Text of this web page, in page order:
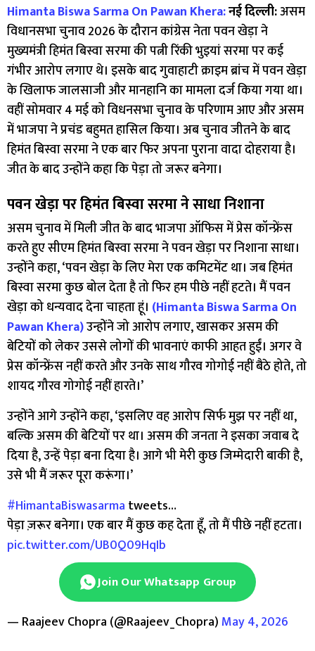
Himanta Biswa Sarma On Pawan Khera:नई दिल्ली:असम
विधानसभा चुनाव 2026 के दौरान कांग्रेस नेता पवन खेड़ा ने
मुख्यमंत्री हिमंत बिस्वा सरमा की पत्नी रिंकी भुइयां सरमा पर कई
गंभीर आरोप लगाए थे। इसके बाद गुवाहाटी क्राइम ब्रांच में पवन खेड़ा
के खिलाफ जालसाजी और मानहानि का मामला दर्ज किया गया था।
वहीं सोमवार 4 मई को विधनसभा चुनाव के परिणाम आए और असम
में भाजपा ने प्रचंड बहुमत हासिल किया। अब चुनाव जीतने के बाद
हिमंत बिस्वा सरमा ने एक बार फिर अपना पुराना वादा दोहराया है।
जीत के बाद उन्होंने कहा कि पेड़ा तो जरूर बनेगा।
पवन खेड़ा पर हिमंत बिस्वा सरमा ने साधा निशाना
असम चुनाव में मिली जीत के बाद भाजपा ऑफिस में प्रेस कॉन्फ्रेंस
करते हुए सीएम हिमंत बिस्वा सरमा ने पवन खेड़ा पर निशाना साधा।
उन्होंने कहा, ‘पवन खेड़ा के लिए मेरा एक कमिटमेंट था। जब हिमंत
बिस्वा सरमा कुछ बोल देता है तो फिर हम पीछे नहीं हटते। मैं पवन
खेड़ा को धन्यवाद देना चाहता हूं। (Himanta Biswa Sarma On
Pawan Khera)उन्होंने जो आरोप लगाए, खासकर असम की
बेटियों को लेकर उससे लोगों की भावनाएं काफी आहत हुईं। अगर वे
प्रेस कॉन्फ्रेंस नहीं करते और उनके साथ गौरव गोगोई नहीं बैठे होते, तो
शायद गौरव गोगोई नहीं हारते।’
उन्होंने आगे उन्होंने कहा, ‘इसलिए वह आरोप सिर्फ मुझ पर नहीं था,
बल्कि असम की बेटियों पर था। असम की जनता ने इसका जवाब दे
दिया है, उन्हें पेड़ा बना दिया है। आगे भी मेरी कुछ जिम्मेदारी बाकी है,
उसे भी मैं जरूर पूरा करूंगा।’
#HimantaBiswasarma tweets…
पेड़ा ज़रूर बनेगा। एक बार मैं कुछ कह देता हूँ, तो मैं पीछे नहीं हटता।
pic.twitter.com/UB0Q09HqIb
Join Our Whatsapp Group
— Raajeev Chopra (@Raajeev_Chopra) May 4, 2026